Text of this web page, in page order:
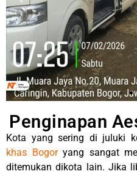
Penginapan
Kota yang sering di juluki
khas Bogoryang sangat
ditemukan dikota lain. Jika